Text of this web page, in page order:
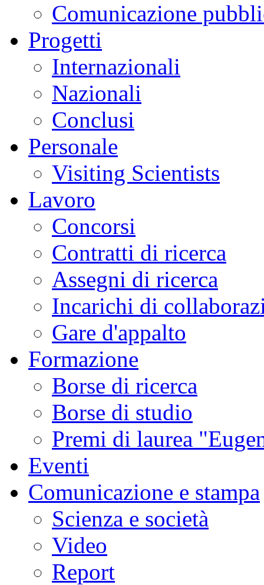
Comunicazione
Progetti
Internazionali
Nazionali
Conclusi
Personale
Visiting Scientists
Lavoro
Concorsi
Contratti di ricerca
Assegni di ricerca
Incarichi di
Gare d'appalto
Formazione
Borse di ricerca
Borse di studio
Premi di laurea
Eventi
Comunicazione e stampa
Scienza e società
Video
Report